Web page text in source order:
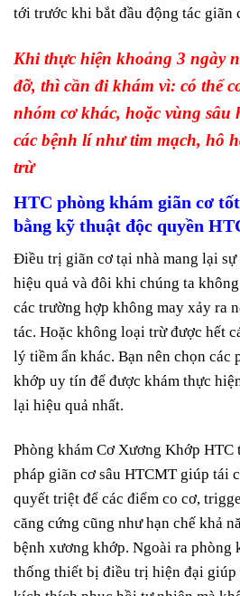
tới trước khi bắt đầu động tác giãn
Khi thực hiện khoảng 3 ngày
đỡ, thì cần đi khám vì: có thể
nhóm cơ khác, hoặc vùng sâu
các bệnh lí như tim mạch, hô
trừ
HTC phòng khám giãn cơ
bằng kỹ thuật độc quyền
Điều trị giãn cơ tại nhà mang lại
hiệu quả và đôi khi chúng ta
các trường hợp không may xảy ra
tác. Hoặc không loại trừ được hết
lý tiềm ẩn khác. Bạn nên chọn các
khớp uy tín để được khám thực
lại hiệu quả nhất.
Phòng khám Cơ Xương Khớp HTC
pháp giãn cơ sâu HTCMT giúp tái
quyết triệt để các điểm co cơ,
căng cứng cũng như hạn chế khả
bệnh xương khớp. Ngoài ra phòng
thống thiết bị điều trị hiện đại giúp